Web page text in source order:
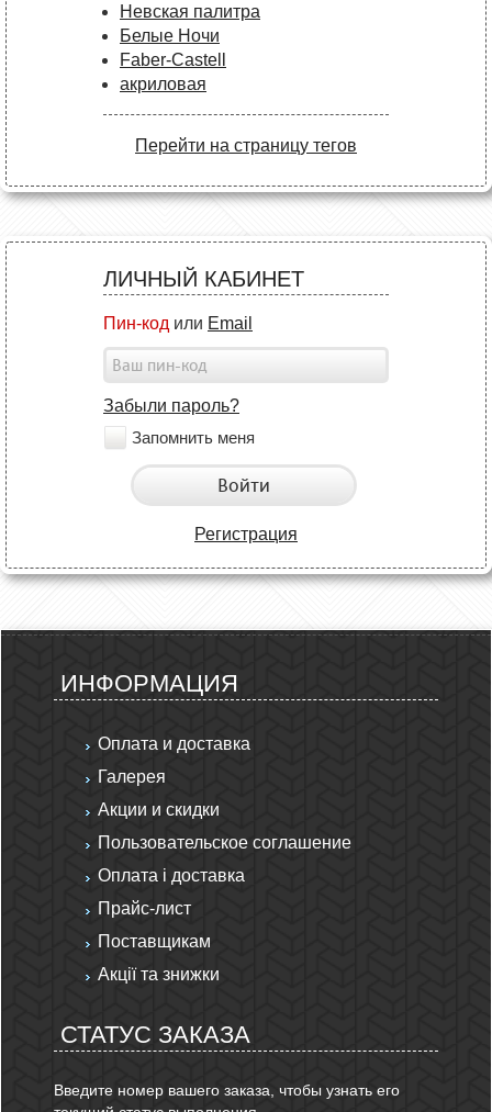
Невская палитра
Белые Ночи
Faber-Castell
акриловая
Перейти на страницу тегов
ЛИЧНЫЙ КАБИНЕТ
Пин-код или Email
Забыли пароль?
Запомнить меня
Войти
Регистрация
ИНФОРМАЦИЯ
Оплата и доставка
Галерея
Акции и скидки
Пользовательское соглашение
Оплата і доставка
Прайс-лист
Поставщикам
Акції та знижки
СТАТУС ЗАКАЗА
Введите номер вашего заказа, чтобы узнать его